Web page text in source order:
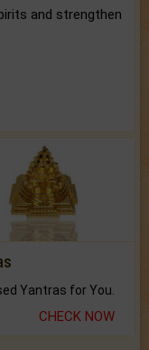
and strengthen
Yantras for You.
CHECK NOW